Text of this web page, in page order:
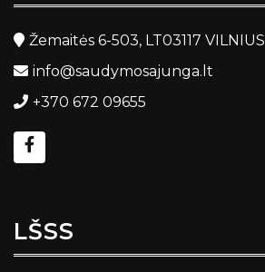
Žemaitės 6-503, LT03117 VILNIUS
info@saudymosajunga.lt
+370 672 09655
LŠSS